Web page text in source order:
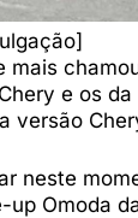
mais
e os
versão
neste
up Omoda